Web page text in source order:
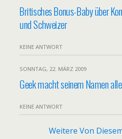
Britisches Bonus-Baby über
und Schweizer
KEINE ANTWORT
SONNTAG, 22. MÄRZ 2009
Geek macht seinem Namen
KEINE ANTWORT
Weitere Von